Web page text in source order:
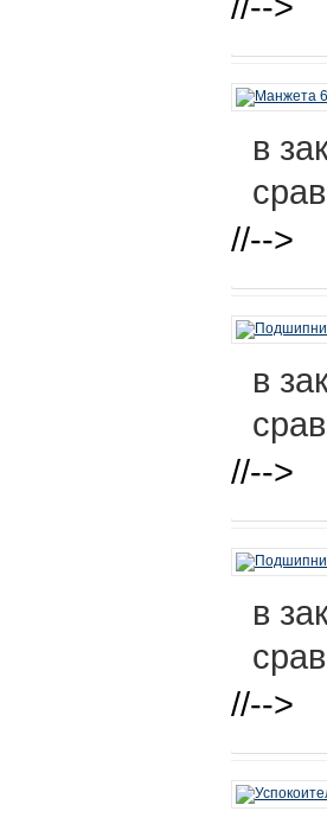
в
//-->
в
//-->
в
//-->